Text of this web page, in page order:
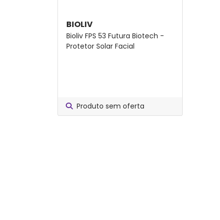
BIOLIV
Bioliv FPS 53 Futura Biotech -
Protetor Solar Facial
Produto sem oferta